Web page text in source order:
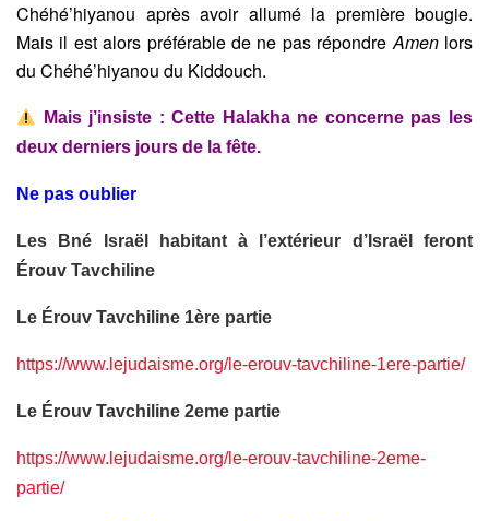
Chéhé’hiyanou après avoir allumé la première bougie.
Mais il est alors préférable de ne pas répondreAmenlors
du Chéhé’hiyanou du Kiddouch.
Mais j’insiste : Cette Halakha ne concerne pas les
deux derniers jours de la fête.
Ne pas oublier
Les Bné Israël habitant à l’extérieur d’Israël feront
Érouv Tavchiline
Le Érouv Tavchiline 1ère partie
https://www.lejudaisme.org/le-erouv-tavchiline-1ere-partie/
Le Érouv Tavchiline 2eme partie
https://www.lejudaisme.org/le-erouv-tavchiline-2eme-
partie/